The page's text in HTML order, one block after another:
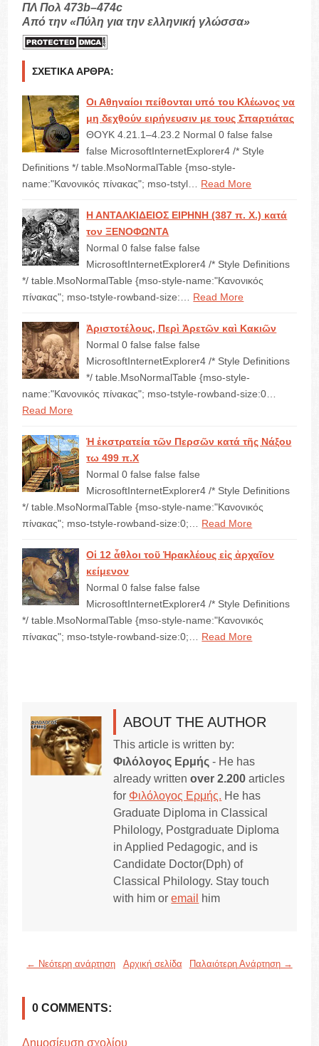
ΠΛ Πολ 473b–474c
Από την «Πύλη για την ελληνική γλώσσα»
ΣΧΕΤΙΚΆ ΆΡΘΡΑ:
Οι Αθηναίοι πείθονται υπό του Κλέωνος να
μη δεχθούν ειρήνευσιν με τους Σπαρτιάτας
ΘΟΥΚ 4.21.1–4.23.2 Normal 0 false false
false MicrosoftInternetExplorer4 /* Style
Definitions */ table.MsoNormalTable {mso-style-
name:"Κανονικός πίνακας"; mso-tstyl…
Read More
Η ΑΝΤΑΛΚΙΔΕΙΟΣ ΕΙΡΗΝΗ (387 π. Χ.) κατά
τον ΞΕΝΟΦΩΝΤΑ
Normal 0 false false false
MicrosoftInternetExplorer4 /* Style Definitions
*/ table.MsoNormalTable {mso-style-name:"Κανονικός
πίνακας"; mso-tstyle-rowband-size:…
Read More
Ἀριστοτέλους, Περὶ Ἀρετῶν καὶ Κακιῶν
Normal 0 false false false
MicrosoftInternetExplorer4 /* Style Definitions
*/ table.MsoNormalTable {mso-style-
name:"Κανονικός πίνακας"; mso-tstyle-rowband-size:0…
Read More
Ἡ ἐκστρατεία τῶν Περσῶν κατά τῆς Νάξου
τω 499 π.Χ
Normal 0 false false false
MicrosoftInternetExplorer4 /* Style Definitions
*/ table.MsoNormalTable {mso-style-name:"Κανονικός
πίνακας"; mso-tstyle-rowband-size:0;…
Read More
Οἱ 12 ἆθλοι τοῦ Ἡρακλέους εἰς ἀρχαῖον
κείμενον
Normal 0 false false false
MicrosoftInternetExplorer4 /* Style Definitions
*/ table.MsoNormalTable {mso-style-name:"Κανονικός
πίνακας"; mso-tstyle-rowband-size:0;…
Read More
ABOUT THE AUTHOR
This article is written by:
Φιλόλογος Ερμής - He has
already writtenover 2.200 articles
for Φιλόλογος Ερμής. He has
Graduate Diploma in Classical
Philology, Postgraduate Diploma
in Applied Pedagogic, and is
Candidate Doctor(Dph) of
Classical Philology. Stay touch
with him oremail him
← Νεότερη ανάρτηση Παλαιότερη Ανάρτηση →
Αρχική σελίδα
0 COMMENTS:
Δημοσίευση σχολίου